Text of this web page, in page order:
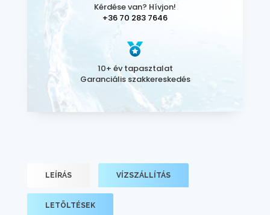
Kérdése van? Hívjon!
+36 70 283 7646
10+ év tapasztalat
Garanciális szakkereskedés
LEÍRÁS VÍZSZÁLLÍTÁS
LETÖLTÉSEK